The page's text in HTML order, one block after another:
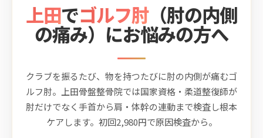
上田でゴルフ肘 （肘の内側
の痛み）にお悩みの方へ
クラブを振るたび、物を持つたびに肘の内側が痛むゴ
ルフ肘。上田骨盤整骨院では国家資格・柔道整復師が
肘だけでなく手首から肩・体幹の連動まで検査し根本
ケアします。初回2,980円で原因検査から。